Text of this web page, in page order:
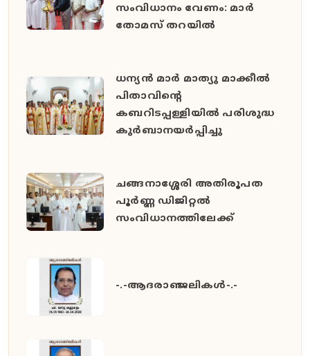
സംവിധാനം വേണം: മാർ
തോമസ് തറയിൽ
ധന്യൻ മാർ മാത്യു മാക്കീൽ
പിതാവിൻ്റെ
കബറിടപ്പള്ളിയിൽ പരിശുദ്ധ
കുർബാനയർപ്പിച്ചു
ചങ്ങനാശ്ശേരി അതിരൂപത
പൂർണ്ണ ഡിജിറ്റൽ
സംവിധാനത്തിലേക്ക്
-.-ആദരാഞ്ജലികൾ-.-